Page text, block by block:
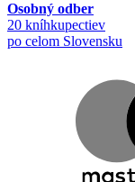
Osobný odber
20 kníhkupectiev
po celom Slovensku